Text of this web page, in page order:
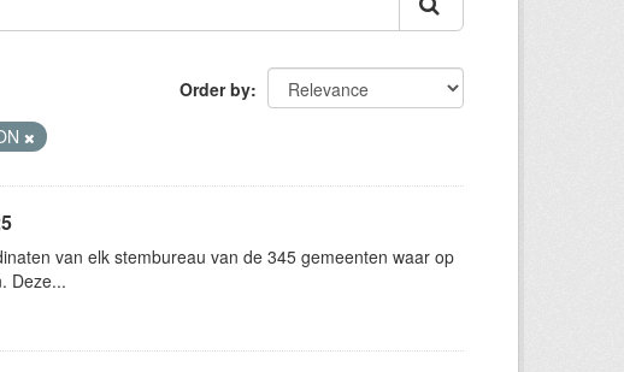
Order by
van elk stembureau van de 345 gemeenten waar op
Deze...